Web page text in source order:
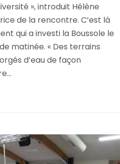
», introduit Hélène
de la rencontre. C’est là
qui a investi la Boussole le
matinée. « Des terrains
d’eau de façon